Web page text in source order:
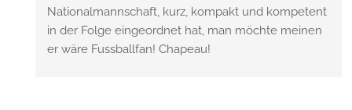
Nationalmannschaft, kurz, kompakt und kompetent
in der Folge eingeordnet hat, man möchte meinen
er wäre Fussballfan! Chapeau!